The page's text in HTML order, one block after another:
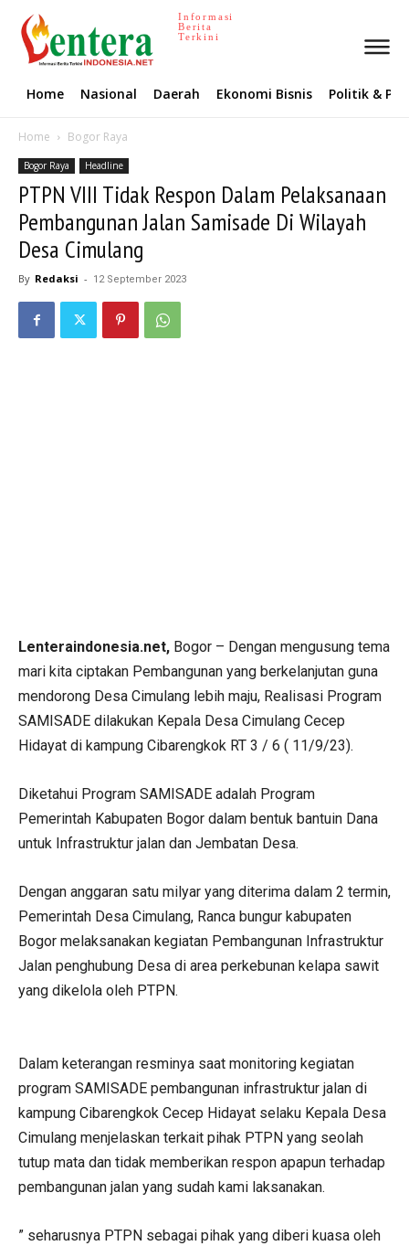
Informasi
Berita
Terkini
Home Nasional Daerah Ekonomi Bisnis Politik &
Home Bogor Raya
Bogor Raya Headline
PTPN VIII Tidak Respon Dalam Pelaksanaan
Pembangunan Jalan Samisade Di Wilayah
Desa Cimulang
By Redaksi - 12 September 2023
Lenteraindonesia.net, Bogor – Dengan mengusung tema
mari kita ciptakan Pembangunan yang berkelanjutan guna
mendorong Desa Cimulang lebih maju, Realisasi Program
SAMISADE dilakukan Kepala Desa Cimulang Cecep
Hidayat di kampung Cibarengkok RT 3 / 6 ( 11/9/23).
Diketahui Program SAMISADE adalah Program
Pemerintah Kabupaten Bogor dalam bentuk bantuin Dana
untuk Infrastruktur jalan dan Jembatan Desa.
Dengan anggaran satu milyar yang diterima dalam 2 termin,
Pemerintah Desa Cimulang, Ranca bungur kabupaten
Bogor melaksanakan kegiatan Pembangunan Infrastruktur
Jalan penghubung Desa di area perkebunan kelapa sawit
yang dikelola oleh PTPN.
Dalam keterangan resminya saat monitoring kegiatan
program SAMISADE pembangunan infrastruktur jalan di
kampung Cibarengkok Cecep Hidayat selaku Kepala Desa
Cimulang menjelaskan terkait pihak PTPN yang seolah
tutup mata dan tidak memberikan respon apapun terhadap
pembangunan jalan yang sudah kami laksanakan.
” seharusnya PTPN sebagai pihak yang diberi kuasa oleh